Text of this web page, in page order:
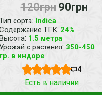
120грн 90грн
Тип сорта: Indica
Содержание ТГК: 24%
Высота: 1.5 метра
Урожай с растения: 350-450
гр. в индоре
4
Есть в наличии